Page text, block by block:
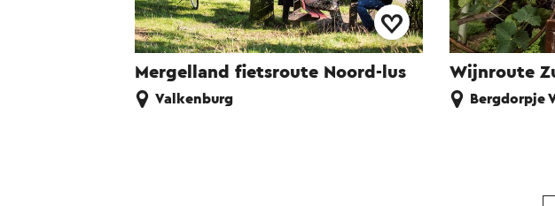
Mergelland fietsroute Noord-lus
Valkenburg
Wijnroute
Bergdorpje